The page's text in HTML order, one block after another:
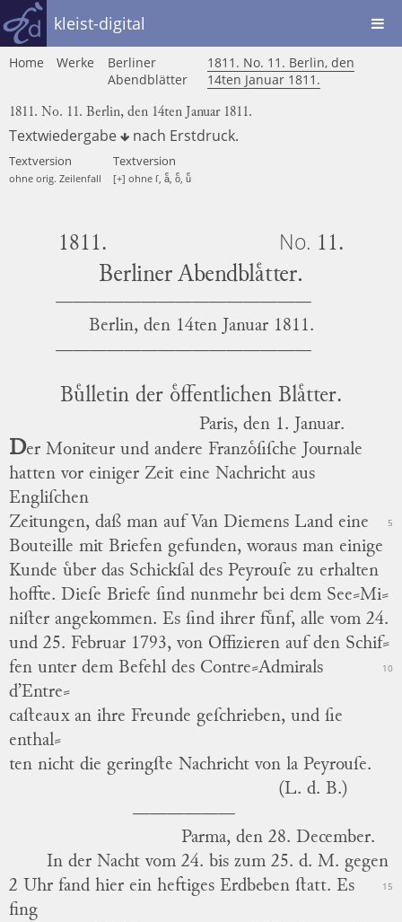
kleist-digital
Home Werke
Berliner
Abendblätter
1811. No. 11. Berlin, den
14ten Januar 1811.
1811. No. 11. Berlin, den 14ten Januar 1811.
Textwiedergabe nach Erstdruck.
Textversion
ohne orig. Zeilenfall
Textversion
[+] ohne ſ, aͤ, oͤ, uͤ
1811. No. 11.
Berliner Abendblaͤtter.
Berlin, den 14ten Januar 1811.
Buͤlletin der oͤffentlichen Blaͤtter.
Paris, den 1. Januar.
Der Moniteur und andere Franzoͤſiſche Journale
hatten vor einiger Zeit eine Nachricht aus
Engliſchen
Zeitungen, daß man auf Van Diemens Land eine
5
Bouteille mit Briefen gefunden, woraus man einige
Kunde uͤber das Schickſal des Peyrouſe zu erhalten
hoffte. Dieſe Briefe ſind nunmehr bei dem See⸗Mi⸗
niſter angekommen. Es ſind ihrer fuͤnf, alle vom 24.
und 25. Februar 1793, von Offizieren auf den Schif⸗
10
fen unter dem Befehl des Contre⸗Admirals
d’Entre⸗
caſteaux an ihre Freunde geſchrieben, und ſie
enthal⸗
ten nicht die geringſte Nachricht von la Peyrouſe.
(L. d. B.)
Parma, den 28. December.
In der Nacht vom 24. bis zum 25. d. M. gegen
15
2 Uhr fand hier ein heftiges Erdbeben ſtatt. Es
fing